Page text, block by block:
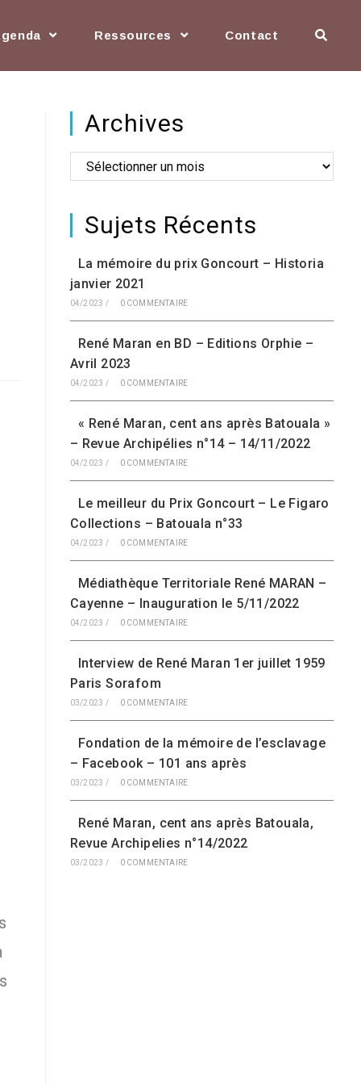
Ressources Contact
Archives
Sujets Récents
La mémoire du prix Goncourt – Historia
janvier 2021
04/2023 / 0 COMMENTAIRE
René Maran en BD – Editions Orphie –
Avril 2023
04/2023 / 0 COMMENTAIRE
« René Maran, cent ans après Batouala »
– Revue Archipélies n°14 – 14/11/2022
04/2023 / 0 COMMENTAIRE
Le meilleur du Prix Goncourt – Le Figaro
Collections – Batouala n°33
04/2023 / 0 COMMENTAIRE
Médiathèque Territoriale René MARAN –
Cayenne – Inauguration le 5/11/2022
04/2023 / 0 COMMENTAIRE
Interview de René Maran 1er juillet 1959
Paris Sorafom
03/2023 / 0 COMMENTAIRE
Fondation de la mémoire de l’esclavage
– Facebook – 101 ans après
03/2023 / 0 COMMENTAIRE
René Maran, cent ans après Batouala,
Revue Archipelies n°14/2022
03/2023 / 0 COMMENTAIRE